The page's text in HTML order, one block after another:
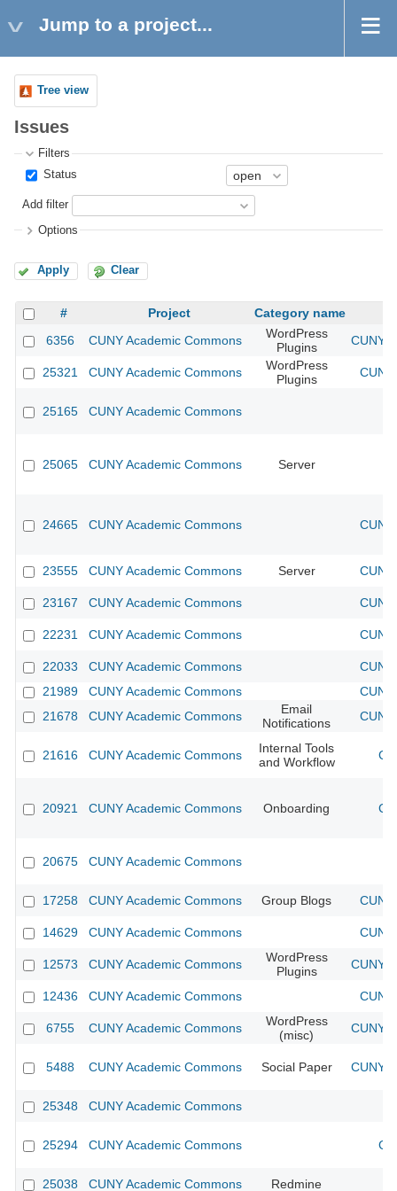
Jump to a project...
Tree view
Issues
Filters
Status
Add filter
Options
Apply Clear
# Project
Category name
6356
CUNY Academic Commons
WordPress
Plugins
CUNY
25321 CUNY Academic Commons
WordPress
Plugins
25165 CUNY Academic Commons
25065 CUNY Academic Commons Server
24665 CUNY Academic Commons
23555 CUNY Academic Commons Server
23167 CUNY Academic Commons
22231 CUNY Academic Commons
22033 CUNY Academic Commons
21989
CUNY Academic Commons
21678
CUNY Academic Commons
Email
Notifications
21616 CUNY Academic Commons
Internal Tools
and Workflow
20921 CUNY Academic Commons Onboarding
20675 CUNY Academic Commons
17258 CUNY Academic Commons Group Blogs
14629 CUNY Academic Commons
12573 CUNY Academic Commons
WordPress
Plugins
CUNY
12436 CUNY Academic Commons
6755 CUNY Academic Commons
WordPress
(misc)
CUNY
5488 CUNY Academic Commons Social Paper CUNY
25348 CUNY Academic Commons
25294 CUNY Academic Commons
25038 CUNY Academic Commons Redmine